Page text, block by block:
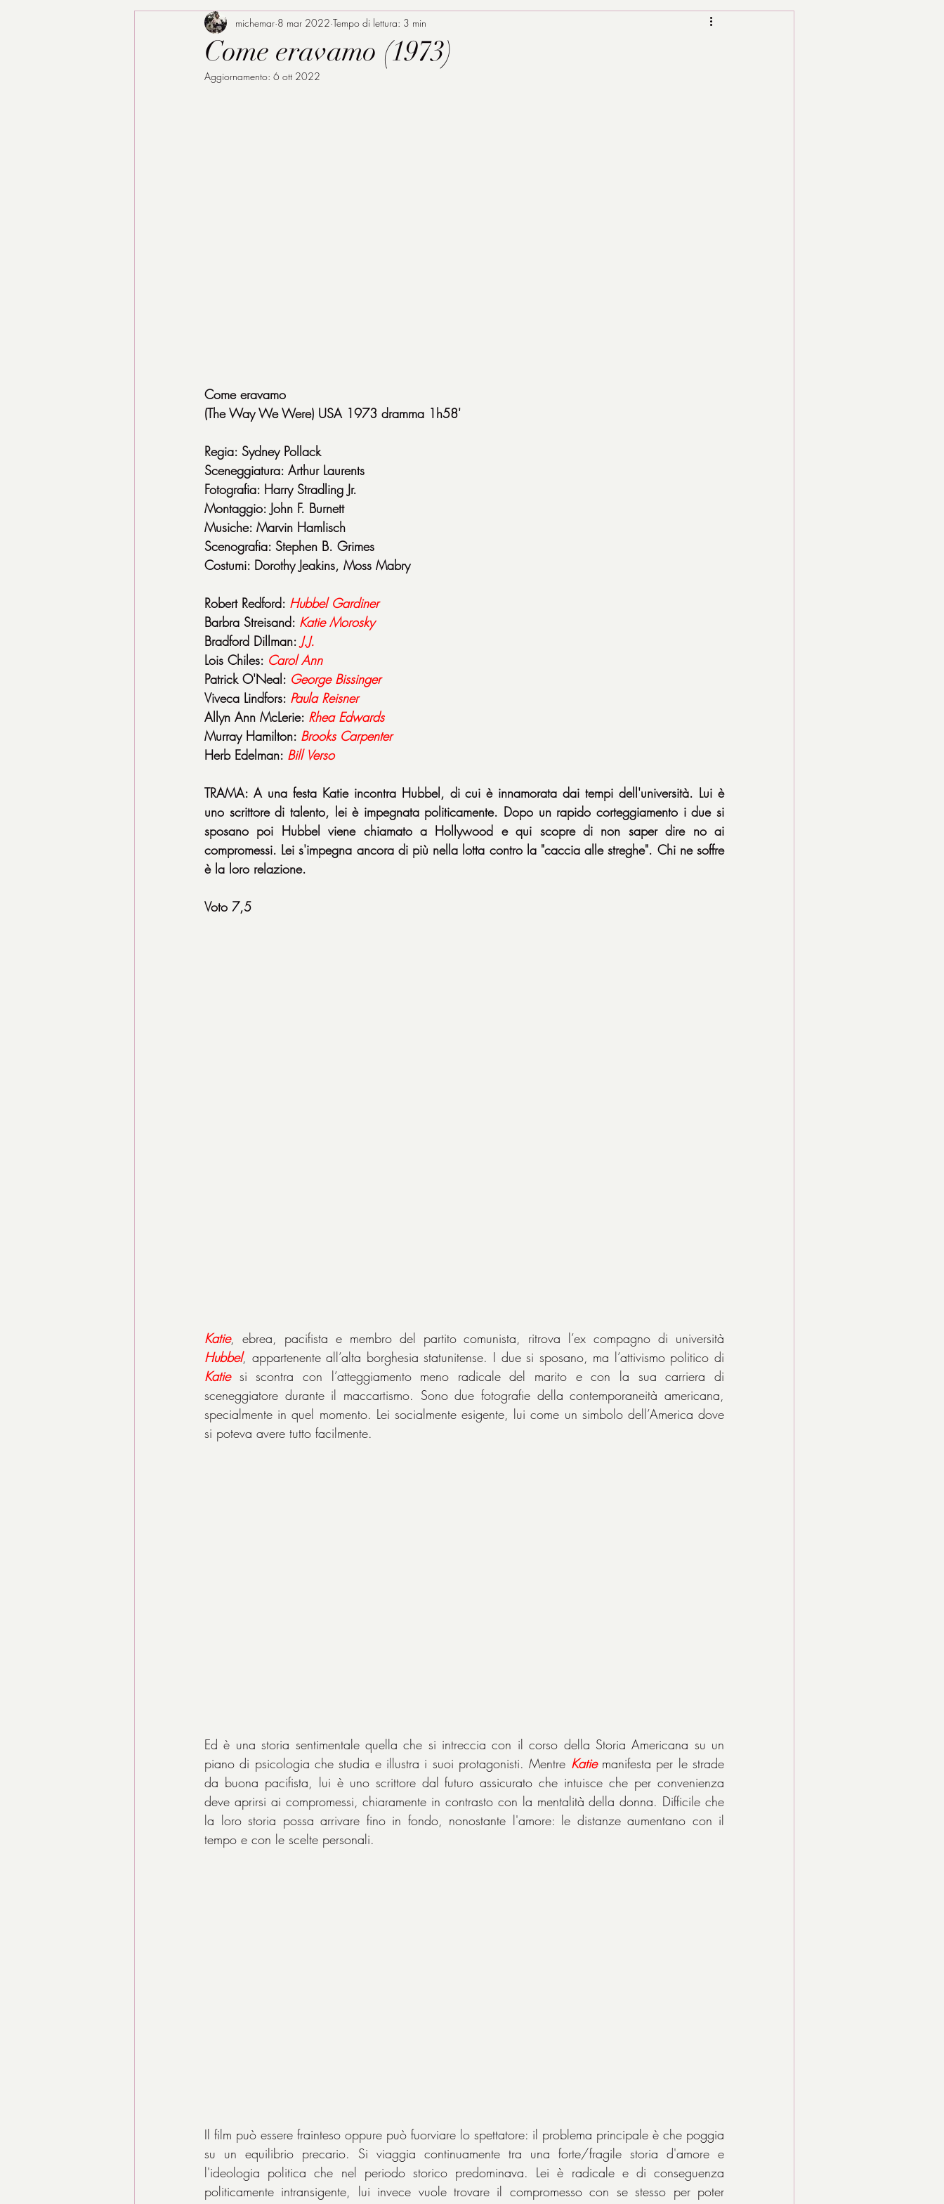
Come eravamo (1973)
michemar 8 mar 2022 Tempo di lettura: 3 min
Aggiornamento: 6 ott 2022
Come eravamo
(The Way We Were) USA 1973 dramma 1h58'
Regia: Sydney Pollack
Sceneggiatura: Arthur Laurents
Fotografia: Harry Stradling Jr.
Montaggio: John F. Burnett
Musiche: Marvin Hamlisch
Scenografia: Stephen B. Grimes
Costumi: Dorothy Jeakins, Moss Mabry
Robert Redford: Hubbel Gardiner
Barbra Streisand: Katie Morosky
Bradford Dillman: J.J.
Lois Chiles: Carol Ann
Patrick O'Neal: George Bissinger
Viveca Lindfors: Paula Reisner
Allyn Ann McLerie: Rhea Edwards
Murray Hamilton: Brooks Carpenter
Herb Edelman: Bill Verso
TRAMA: A una festa Katie incontra Hubbel, di cui è innamorata dai tempi dell'università. Lui è
uno scrittore di talento, lei è impegnata politicamente. Dopo un rapido corteggiamento i due si
sposano poi Hubbel viene chiamato a Hollywood e qui scopre di non saper dire no ai
compromessi. Lei s'impegna ancora di più nella lotta contro la "caccia alle streghe". Chi ne soffre
è la loro relazione.
Voto 7,5
Katie
Hubbel
Katie si scontra con l’atteggiamento meno radicale del marito e con la sua carriera di
sceneggiatore durante il maccartismo. Sono due fotografie della contemporaneità americana,
specialmente in quel momento. Lei socialmente esigente, lui come un simbolo dell’America dove
si poteva avere tutto facilmente.
Ed è una storia sentimentale quella che si intreccia con il corso della Storia Americana su un
piano di psicologia che studia e illustra i suoi protagonisti. Mentre Katie manifesta per le strade
da buona pacifista, lui è uno scrittore dal futuro assicurato che intuisce che per convenienza
deve aprirsi ai compromessi, chiaramente in contrasto con la mentalità della donna. Difficile che
la loro storia possa arrivare fino in fondo, nonostante l'amore: le distanze aumentano con il
tempo e con le scelte personali.
Il film può essere frainteso oppure può fuorviare lo spettatore: il problema principale è che poggia
su un equilibrio precario. Si viaggia continuamente tra una forte/fragile storia d'amore e
l'ideologia politica che nel periodo storico predominava. Lei è radicale e di conseguenza
politicamente intransigente, lui invece vuole trovare il compromesso con se stesso per poter